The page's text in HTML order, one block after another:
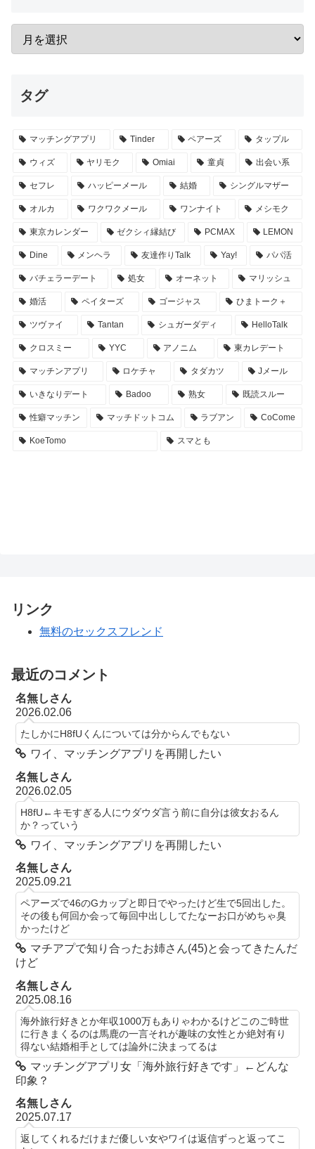
タグ
マッチングアプリ Tinder ペアーズ タップル
ウィズ ヤリモク Omiai 童貞 出会い系
セフレ ハッピーメール 結婚 シングルマザー
オルカ ワクワクメール ワンナイト メシモク
東京カレンダー ゼクシィ縁結び PCMAX LEMON
Dine メンヘラ 友達作りTalk Yay! パパ活
バチェラーデート 処女 オーネット マリッシュ
婚活 ペイターズ ゴージャス ひまトーク＋
ツヴァイ Tantan シュガーダディ HelloTalk
クロスミー YYC アノニム 東カレデート
マッチンアプリ ロケチャ タダカツ Jメール
いきなりデート Badoo 熟女 既読スルー
性癖マッチン マッチドットコム ラブアン CoCome
KoeTomo スマとも
リンク
無料のセックスフレンド
最近のコメント
名無しさん
2026.02.06
たしかにH8fUくんについては分からんでもない
ワイ、マッチングアプリを再開したい
名無しさん
2026.02.05
H8fU←キモすぎる人にウダウダ言う前に自分は彼女おるん
か？っていう
ワイ、マッチングアプリを再開したい
名無しさん
2025.09.21
ペアーズで46のGカップと即日でやったけど生で5回出した。
その後も何回か会って毎回中出ししてたなーお口がめちゃ臭
かったけど
マチアプで知り合ったお姉さん(45)と会ってきたんだ
けど
名無しさん
2025.08.16
海外旅行好きとか年収1000万もありゃわかるけどこのご時世
に行きまくるのは馬鹿の一言それが趣味の女性とか絶対有り
得ない結婚相手としては論外に決まってるは
マッチングアプリ女「海外旅行好きです」←どんな
印象？
名無しさん
2025.07.17
返してくれるだけまだ優しい女やワイは返信ずっと返ってこ